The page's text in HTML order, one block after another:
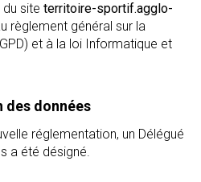
site territoire-sportif.agglo-
règlement général sur la
et à la loi Informatique et
des données
réglementation, un Délégué
a été désigné.